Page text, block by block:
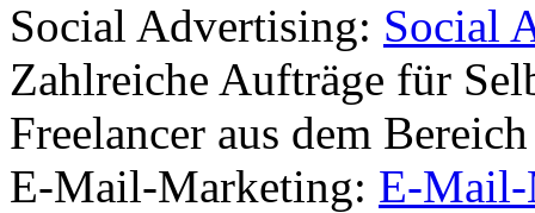
Social Advertising: Social
Zahlreiche Aufträge für
Freelancer aus dem
E-Mail-Marketing: E-Mail-